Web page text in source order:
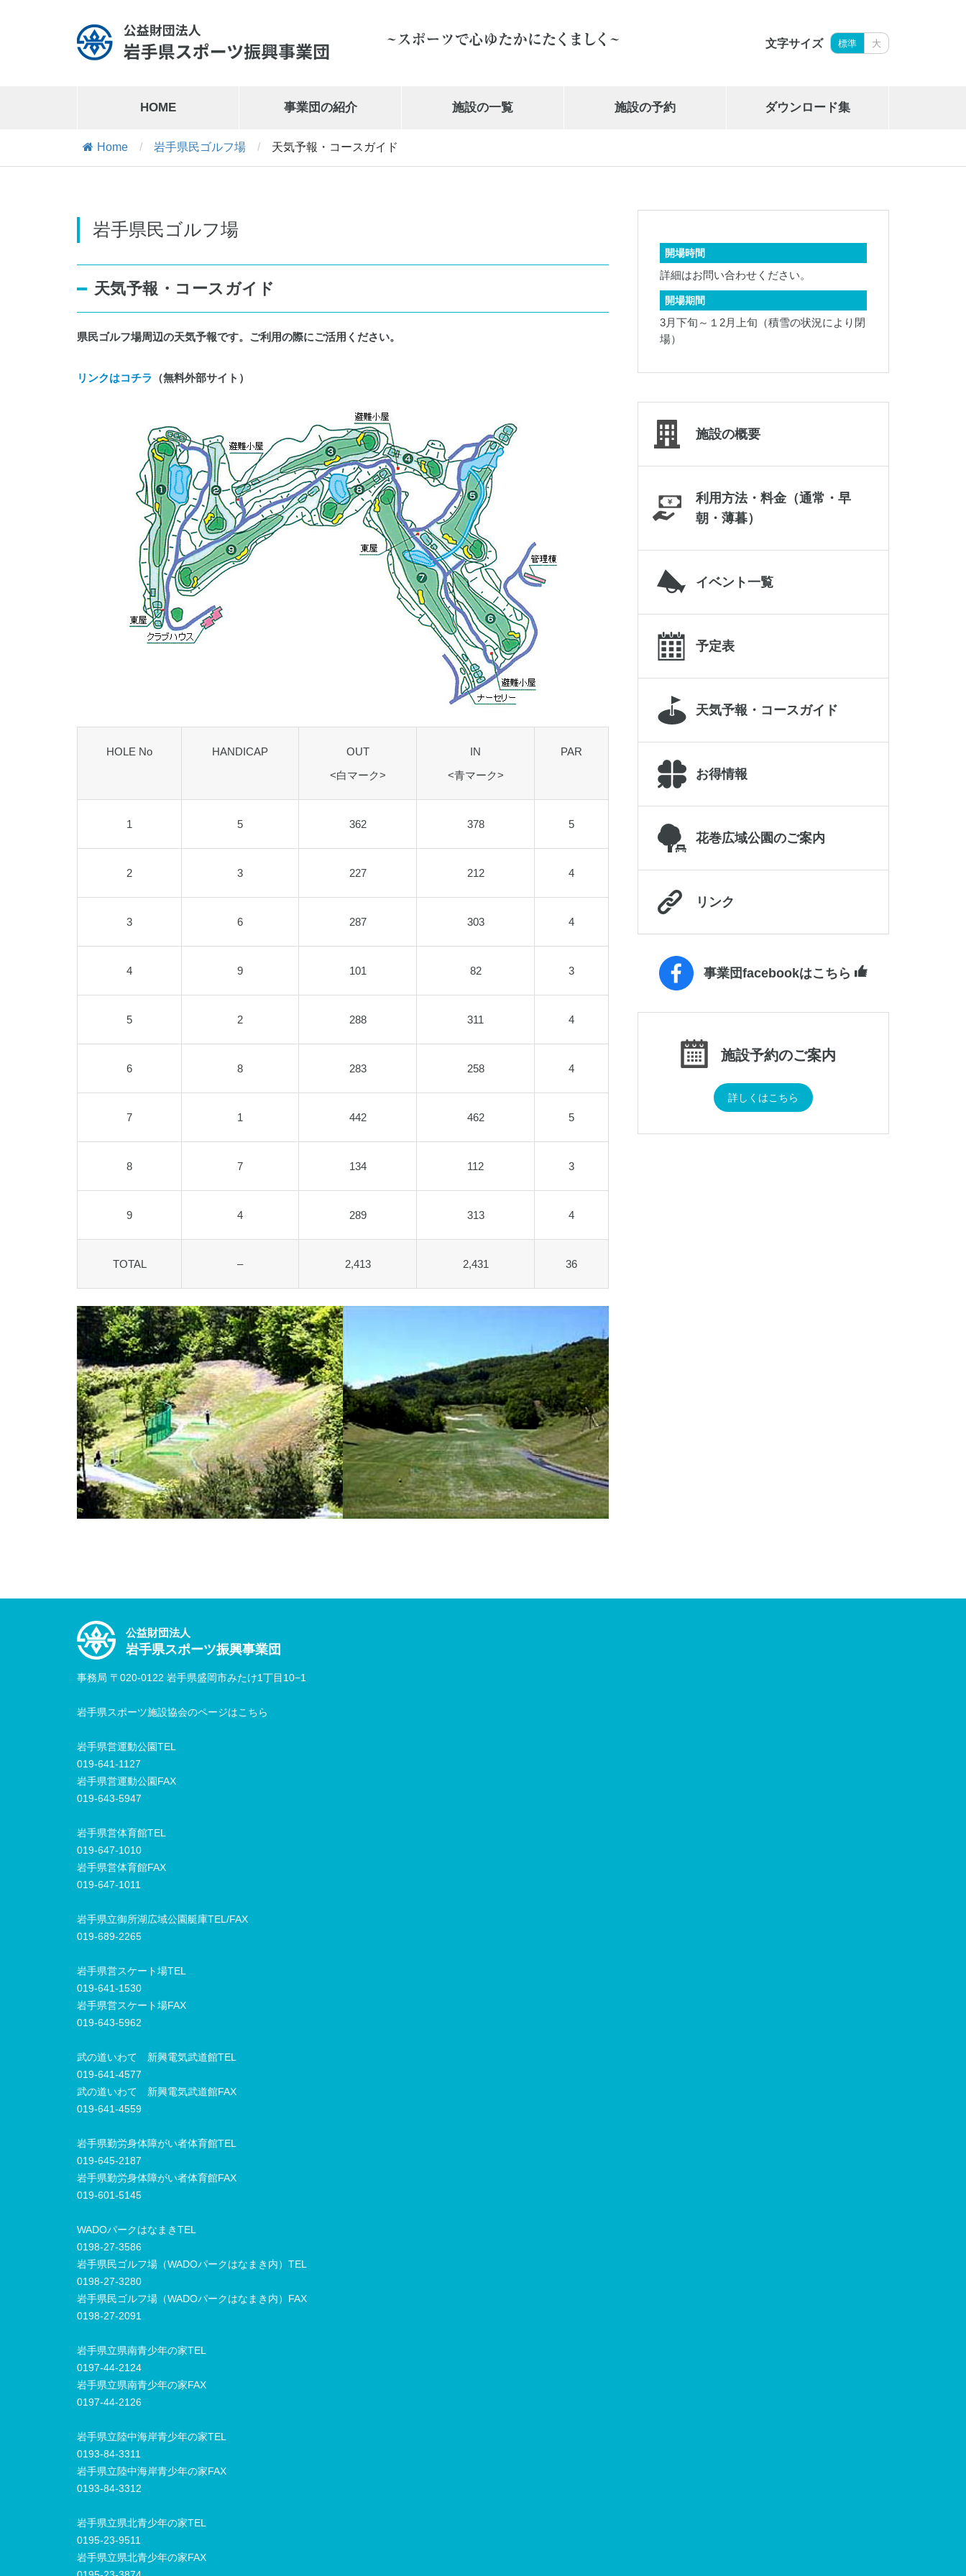
文字サイズ 標準 大
HOME 事業団の紹介 施設の一覧 施設の予約 ダウンロード集
019-641-8302
019-689-2265
岩手県勤労身体障がい者体育館
019-645-2187
WADOパーク花巻
0198-27-3586
岩手県民ゴルフ場
0198-27-3280
岩手県立県南青少年の家
0197-44-2124
岩手県立陸中海岸青少年の家
0193-84-3311
岩手県立県北青少年の家
Home / 岩手県民ゴルフ場 / 天気予報・コースガイド
岩手県民ゴルフ場
天気予報・コースガイド
県民ゴルフ場周辺の天気予報です。ご利用の際にご活用ください。
リンクはコチラ （無料外部サイト）
HOLE No HANDICAP
OUT
<白マーク>
IN
<青マーク>
PAR
1 5 362 378 5
2 3 227 212 4
3 6 287 303 4
4 9 101 82 3
5 2 288 311 4
6 8 283 258 4
7 1 442 462 5
8 7 134 112 3
9 4 289 313 4
TOTAL – 2,413 2,431 36
開場時間
詳細はお問い合わせください。
開場期間
3月下旬～１2月上旬（積雪の状況により閉
場）
施設の概要
利用方法・料金（通常・早
朝・薄暮）
イベント一覧
予定表
天気予報・コースガイド
お得情報
花巻広域公園のご案内
リンク
事業団facebookはこちら
施設予約のご案内
詳しくはこちら
公益財団法人
岩手県スポーツ振興事業団
事務局 〒020-0122 岩手県盛岡市みたけ1丁目10−1
岩手県スポーツ施設協会のページはこちら
岩手県営運動公園TEL
019-641-1127
岩手県営運動公園FAX
019-643-5947
岩手県営体育館TEL
019-647-1010
岩手県営体育館FAX
019-647-1011
岩手県立御所湖広域公園艇庫TEL/FAX
019-689-2265
岩手県営スケート場TEL
019-641-1530
岩手県営スケート場FAX
019-643-5962
武の道いわて 新興電気武道館TEL
019-641-4577
武の道いわて 新興電気武道館FAX
019-641-4559
岩手県勤労身体障がい者体育館TEL
019-645-2187
岩手県勤労身体障がい者体育館FAX
019-601-5145
WADOパークはなまきTEL
0198-27-3586
岩手県民ゴルフ場（WADOパークはなまき内）TEL
0198-27-3280
岩手県民ゴルフ場（WADOパークはなまき内）FAX
0198-27-2091
岩手県立県南青少年の家TEL
0197-44-2124
岩手県立県南青少年の家FAX
0197-44-2126
岩手県立陸中海岸青少年の家TEL
0193-84-3311
岩手県立陸中海岸青少年の家FAX
0193-84-3312
岩手県立県北青少年の家TEL
0195-23-9511
岩手県立県北青少年の家FAX